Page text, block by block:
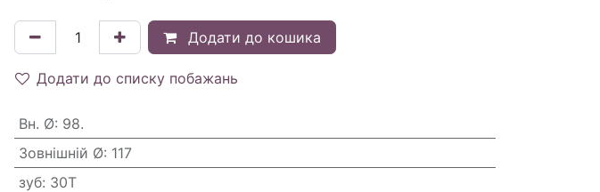
Додати до кошика
Додати до списку побажань
Вн. Ø: 98.
Зовнішній Ø: 117
зуб: 30T